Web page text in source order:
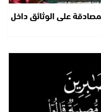
على الوثائق داخل